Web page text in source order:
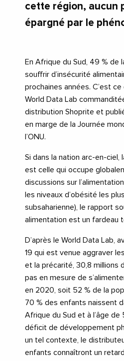
cette région, aucun
épargné par le
En Afrique du Sud, 49 % de
souffrir d’insécurité
prochaines années. C’est
World Data Lab
distribution Shoprite et
en marge de la Journée
l’ONU.
Si dans la nation arc-en-ciel,
est celle qui occupe
discussions sur
les niveaux d’obésité les
subsaharienne), le rapport
alimentation est un fardeau
D’après le World Data Lab,
19 qui est venue aggraver
et la précarité, 30,8 millions
pas en mesure de
en 2020, soit 52 % de la
70 % des enfants naissent
Afrique du Sud et à l’âge de
déficit de développement
un tel contexte, le
enfants connaîtront un